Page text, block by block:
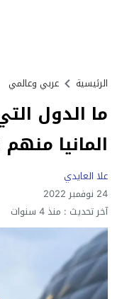
الرئيسية عربي وعالمي
ما الدول
المانيا
علا العايدي
24 نوفمبر 2022
آخر تحديث : منذ 4 سنوات